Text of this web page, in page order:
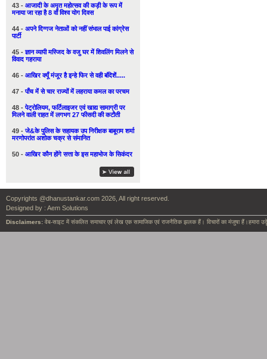
43 - आजादी के अमृत महोत्सव की कड़ी के रूप में
मनाया जा रहा है 8 वाँ विश्व योग दिवस
44 - अपने दिग्गज नेताओं को नहीं संभाल पाई कांग्रेस
पार्टी
45 -ज्ञान व्यापी मस्जिद के वजु घर में शिवलिंग मिलने से
विवाद गहराया
46 - आखिर क्यूँ मंजूर है इन्हे फिर से वही बंदिशें.....
47 -पाँच में से चार राज्यों में लहराया कमल का परचम
48 -पेट्रोलियम, फर्टिलाइजर एवं खाद्य सामाग्री पर
मिलने वाली राहत में लगभग 27 फीसदी की कटौती
49 -जे&के पुलिस के सहायक उप निरीक्षक बाबूराम शर्मा
मरणोपरांत अशोक चक्र से संमानित
50 - आखिर कौन होंगे सत्ता के इस महाभोज के सिकंदर
Copyrights @dhanustankar.com 2026, All right reserved.
Designed by : Aem Solutions
Disclaimers: वेब-साइट में संकलित समाचार एवं लेख एक सामाजिक एवं राजनैतिक झलक हैं। विचारों का मंजुषा हैं।हमारा